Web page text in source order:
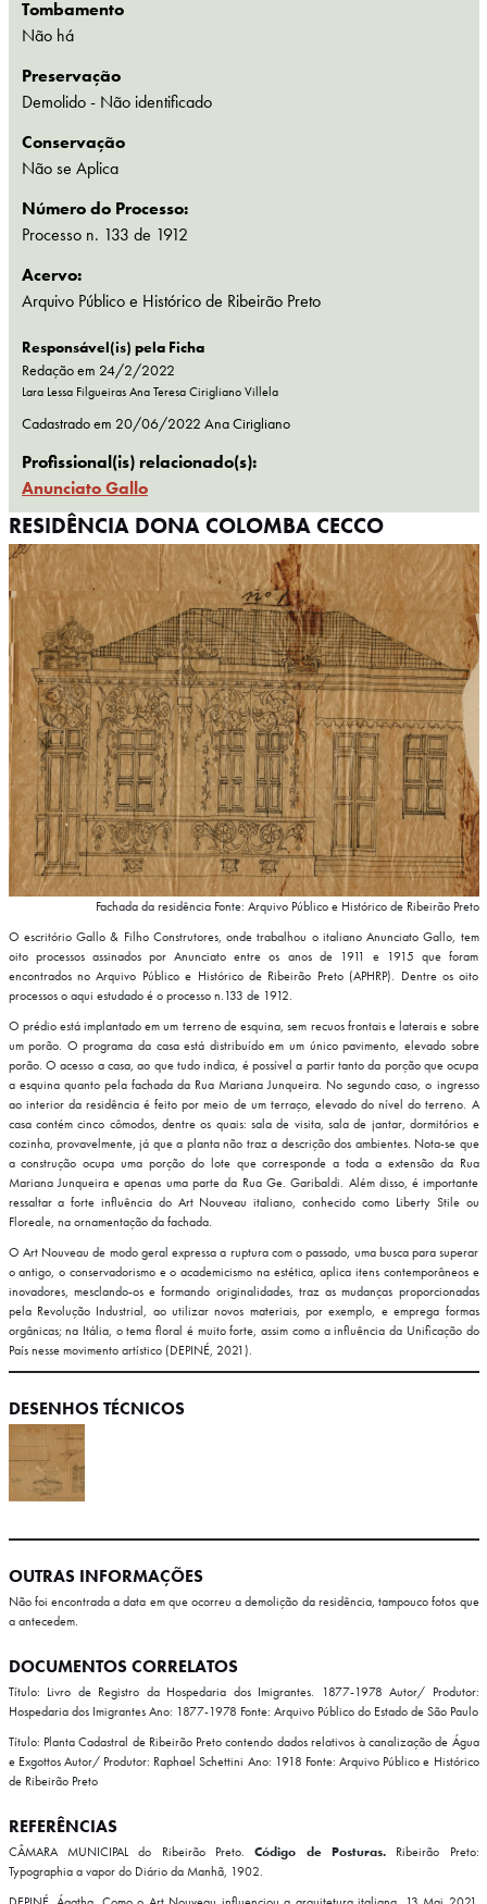
Tombamento
Não há
Preservação
Demolido- Não identificado
Conservação
Não se Aplica
Número do Processo:
Processo n. 133 de 1912
Acervo:
Arquivo Público e Histórico de Ribeirão Preto
Responsável(is) pela Ficha
Redação em 24/2/2022
Lara Lessa FilgueirasAna Teresa Cirigliano Villela
Cadastrado em 20/06/2022 Ana Cirigliano
Profissional(is) relacionado(s):
Anunciato Gallo
RESIDÊNCIA DONA COLOMBA CECCO
Fachada da residência Fonte: Arquivo Público e Histórico de Ribeirão Preto
O escritório Gallo & Filho Construtores, onde trabalhou o italiano Anunciato Gallo, tem
oito processos assinados por Anunciato entre os anos de 1911 e 1915 que foram
encontrados no Arquivo Público e Histórico de Ribeirão Preto (APHRP). Dentre os oito
processos o aqui estudado é o processo n.133 de 1912.
O prédio está implantado em um terreno de esquina, sem recuos frontais e laterais e sobre
um porão. O programa da casa está distribuído em um único pavimento, elevado sobre
porão. O acesso a casa, ao que tudo indica, é possível a partir tanto da porção que ocupa
a esquina quanto pela fachada da Rua Mariana Junqueira. No segundo caso, o ingresso
ao interior da residência é feito por meio de um terraço, elevado do nível do terreno. A
casa contém cinco cômodos, dentre os quais: sala de visita, sala de jantar, dormitórios e
cozinha, provavelmente, já que a planta não traz a descrição dos ambientes. Nota-se que
a construção ocupa uma porção do lote que corresponde a toda a extensão da Rua
Mariana Junqueira e apenas uma parte da Rua Ge. Garibaldi. Além disso, é importante
ressaltar a forte influência do Art Nouveau italiano, conhecido como Liberty Stile ou
Floreale, na ornamentação da fachada.
O Art Nouveau de modo geral expressa a ruptura com o passado, uma busca para superar
o antigo, o conservadorismo e o academicismo na estética, aplica itens contemporâneos e
inovadores, mesclando-os e formando originalidades, traz as mudanças proporcionadas
pela Revolução Industrial, ao utilizar novos materiais, por exemplo, e emprega formas
orgânicas; na Itália, o tema floral é muito forte, assim como a influência da Unificação do
País nesse movimento artístico (DEPINÉ, 2021).
DESENHOS TÉCNICOS
OUTRAS INFORMAÇÕES
Não foi encontrada a data em que ocorreu a demolição da residência, tampouco fotos que
a antecedem.
DOCUMENTOS CORRELATOS
Título: Livro de Registro da Hospedaria dos Imigrantes. 1877-1978 Autor/ Produtor:
Hospedaria dos ImigrantesAno: 1877-1978 Fonte: Arquivo Público do Estado de São Paulo
Título: Planta Cadastral de Ribeirão Preto contendo dados relativos à canalização de Água
e ExgottosAutor/ Produtor: Raphael Schettini Ano: 1918 Fonte: Arquivo Público e Histórico
de Ribeirão Preto
REFERÊNCIAS
CÂMARA MUNICIPAL do Ribeirão Preto.Código de Posturas.Ribeirão Preto:
Typographia a vapor do Diário da Manhã, 1902.